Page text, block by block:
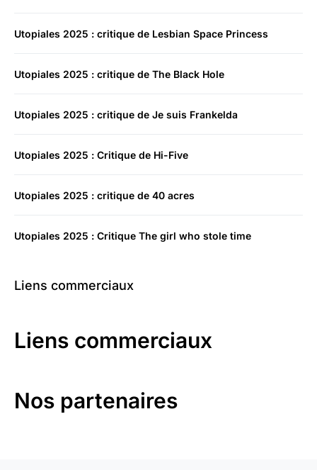
Utopiales 2025 : critique de Lesbian Space Princess
Utopiales 2025 : critique de The Black Hole
Utopiales 2025 : critique de Je suis Frankelda
Utopiales 2025 : Critique de Hi-Five
Utopiales 2025 : critique de 40 acres
Utopiales 2025 : Critique The girl who stole time
Liens commerciaux
Liens commerciaux
Nos partenaires